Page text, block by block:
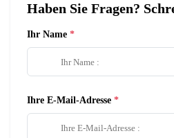
Haben Sie Fragen?
Ihr Name
Ihre E-Mail-Adresse